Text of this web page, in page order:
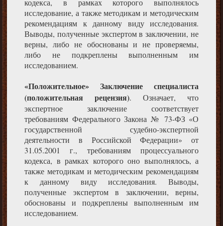
кодекса, в рамках которого выполнялось
исследование, а также методикам и методическим
рекомендациям к данному виду исследования.
Выводы, полученные экспертом в заключении, не
верны, либо не обоснованы и не проверяемы,
либо не подкреплены выполненным им
исследованием.
«Положительное» Заключение специалиста
(положительная рецензия). Означает, что
экспертное заключение соответствует
требованиям Федерального Закона № 73-ФЗ «О
государственной судебно-экспертной
деятельности в Российской Федерации» от
31.05.2001 г., требованиям процессуального
кодекса, в рамках которого оно выполнялось, а
также методикам и методическим рекомендациям
к данному виду исследования. Выводы,
полученные экспертом в заключении, верны,
обоснованы и подкреплены выполненным им
исследованием.